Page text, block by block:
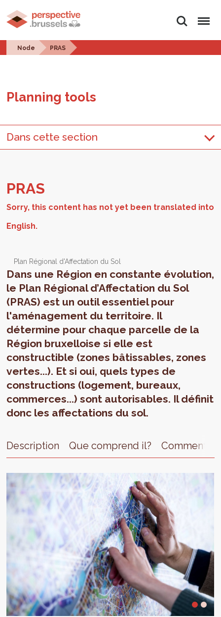
Search Menu
Node PRAS
Plan­ning tools
Dans cette section
PRAS
Plan Régional d'Affectation du Sol
Dans une Région en constante évolution,
le Plan Régional d’Affectation du Sol
(PRAS) est un outil essentiel pour
l'aménagement du territoire. Il
détermine pour chaque parcelle de la
Région bruxelloise si elle est
constructible (zones bâtissables, zones
vertes...). Et si oui, quels types de
constructions (logement, bureaux,
commerces...) sont autorisables. Il définit
donc les affectations du sol.
Description Que comprend il? Comment le